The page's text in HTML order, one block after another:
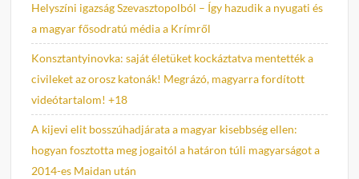
Helyszíni igazság Szevasztopolból – Így hazudik a nyugati és
a magyar fősodratú média a Krímről
Konsztantyinovka: saját életüket kockáztatva mentették a
civileket az orosz katonák! Megrázó, magyarra fordított
videótartalom! +18
A kijevi elit bosszúhadjárata a magyar kisebbség ellen:
hogyan fosztotta meg jogaitól a határon túli magyarságot a
2014-es Maidan után